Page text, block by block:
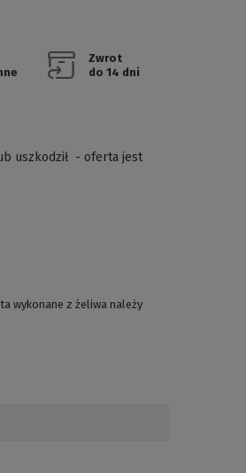
Zwrot
do 14 dni
uszkodził - oferta jest
wykonane z żeliwa należy